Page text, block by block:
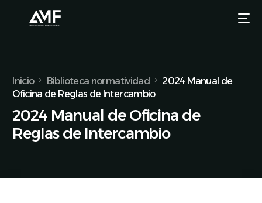
Inicio Biblioteca normatividad
2024 Manual de
Oficina de Reglas de Intercambio
2024 Manual de Oficina de
Reglas de Intercambio